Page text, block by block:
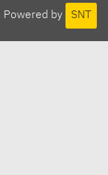
Powered by SNT